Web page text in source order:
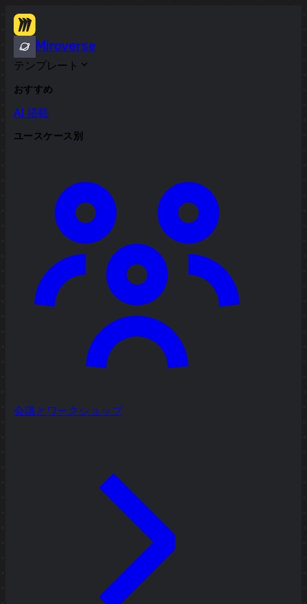
Miroverse
テンプレート
おすすめ
AI 搭載
ユースケース別
会議とワークショップ